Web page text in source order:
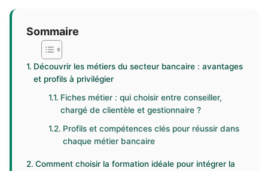
Sommaire
Découvrir les métiers du secteur bancaire : avantages
et profils à privilégier
Fiches métier : qui choisir entre conseiller,
chargé de clientèle et gestionnaire ?
Profils et compétences clés pour réussir dans
chaque métier bancaire
Comment choisir la formation idéale pour intégrer la